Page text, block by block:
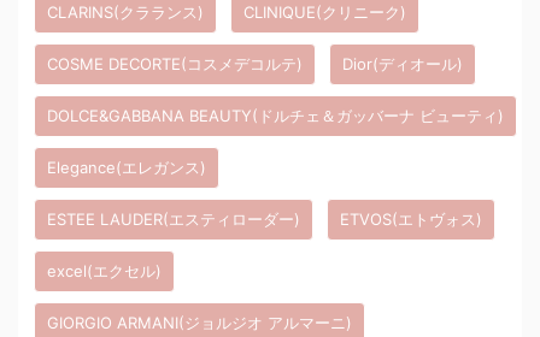
CLARINS(クラランス) CLINIQUE(クリニーク)
COSME DECORTE(コスメデコルテ) Dior(ディオール)
DOLCE&GABBANA BEAUTY(ドルチェ＆ガッバーナ ビューティ)
Elegance(エレガンス)
ESTEE LAUDER(エスティローダー) ETVOS(エトヴォス)
excel(エクセル)
GIORGIO ARMANI(ジョルジオ アルマーニ)